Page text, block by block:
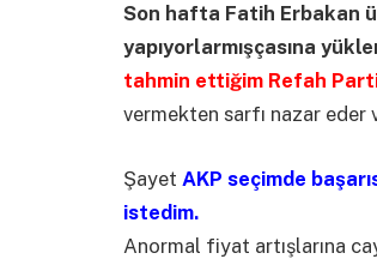
Son hafta Fatih Erbakan
yapıyorlarmışçasına
tahmin ettiğim Refah
vermekten sarfı nazar eder
Şayet AKP seçimde
istedim.
Anormal fiyat artışlarına